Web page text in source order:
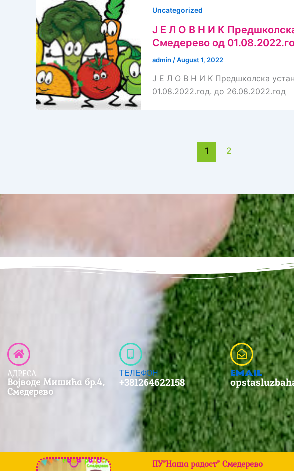
Uncategorized
J E Л O В Н И K
Смедерево од
admin /August 1, 2022
J E Л O В Н И K Предшколска
01.08.2022.год. до 26.08.2022.год
1 2
АДРЕСА
Војводе Мишића бр.4,
Смедерево
ТЕЛЕФОН
+381264622158
EMAIL
ПУ”Наша радост” Смедерево